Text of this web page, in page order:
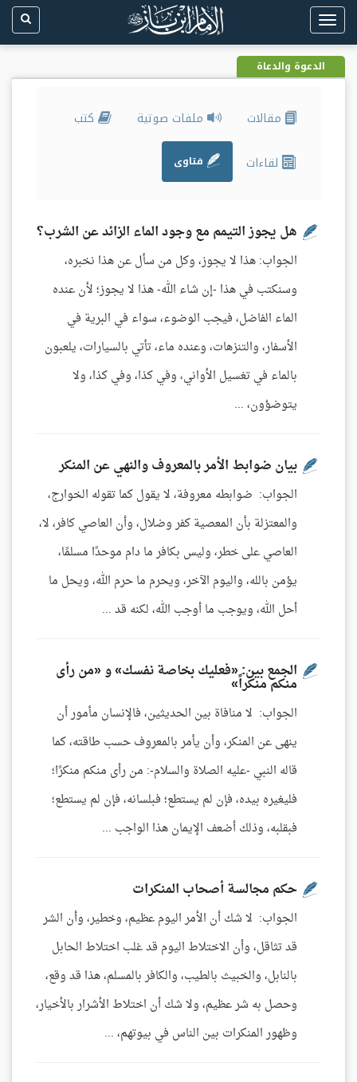
Toggle
navigation
الدعوة والدعاة
مقالات ملفات صوتية كتب
لقاءات فتاوى
هل يجوز التيمم مع وجود الماء الزائد عن الشرب؟
الجواب: هذا لا يجوز، وكل من سأل عن هذا نخبره،
وسنكتب في هذا -إن شاء الله- هذا لا يجوز؛ لأن عنده
الماء الفاضل، فيجب الوضوء، سواء في البرية في
الأسفار، والتنزهات، وعنده ماء، تأتي بالسيارات، يلعبون
بالماء في تغسيل الأواني، وفي كذا، وفي كذا، ولا
يتوضؤون، ...
بيان ضوابط الأمر بالمعروف والنهي عن المنكر
الجواب: ضوابطه معروفة، لا يقول كما تقوله الخوارج،
والمعتزلة بأن المعصية كفر وضلال، وأن العاصي كافر، لا،
العاصي على خطر، وليس بكافر ما دام موحدًا مسلمًا،
يؤمن بالله، واليوم الآخر، ويحرم ما حرم الله، ويحل ما
أحل الله، ويوجب ما أوجب الله، لكنه قد ...
الجمع بين: «فعليك بخاصة نفسك» و «من رأى
منكم منكراً»
الجواب: لا منافاة بين الحديثين، فالإنسان مأمور أن
ينهى عن المنكر، وأن يأمر بالمعروف حسب طاقته، كما
قاله النبي -عليه الصلاة والسلام-: من رأى منكم منكرًا؛
فليغيره بيده، فإن لم يستطع؛ فبلسانه، فإن لم يستطع؛
فبقلبه، وذلك أضعف الإيمان هذا الواجب ...
حكم مجالسة أصحاب المنكرات
الجواب: لا شك أن الأمر اليوم عظيم، وخطير، وأن الشر
قد تثاقل، وأن الاختلاط اليوم قد غلب اختلاط الحابل
بالنابل، والخبيث بالطيب، والكافر بالمسلم، هذا قد وقع،
وحصل به شر عظيم، ولا شك أن اختلاط الأشرار بالأخيار،
وظهور المنكرات بين الناس في بيوتهم، ...